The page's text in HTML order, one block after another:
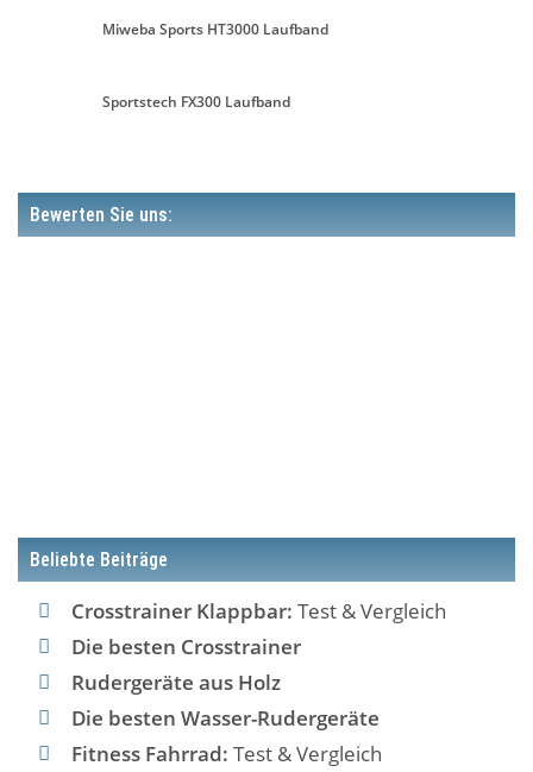
Miweba Sports HT3000 Laufband
Sportstech FX300 Laufband
Bewerten Sie uns:
Beliebte Beiträge
Crosstrainer Klappbar: Test & Vergleich
Die besten Crosstrainer
Rudergeräte aus Holz
Die besten Wasser-Rudergeräte
Fitness Fahrrad: Test & Vergleich